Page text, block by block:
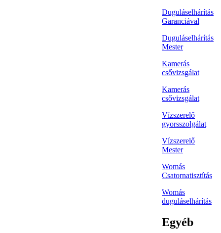
Duguláselhárítás
Garanciával
Duguláselhárítás
Mester
Kamerás
csővizsgálat
Kamerás
csővizsgálat
Vízszerelő
gyorsszolgálat
Vízszerelő
Mester
Womás
Csatornatisztítás
Womás
duguláselhárítás
Egyéb